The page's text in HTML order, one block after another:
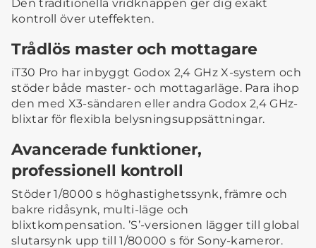
Den traditionella vridknappen ger dig exakt
kontroll över uteffekten.
Trådlös master och mottagare
iT30 Pro har inbyggt Godox 2,4 GHz X-system och
stöder både master- och mottagarläge. Para ihop
den med X3-sändaren eller andra Godox 2,4 GHz-
blixtar för flexibla belysningsuppsättningar.
Avancerade funktioner,
professionell kontroll
Stöder 1/8000 s höghastighetssynk, främre och
bakre ridåsynk, multi-läge och
blixtkompensation. ’S’-versionen lägger till global
slutarsynk upp till 1/80000 s för Sony-kameror.